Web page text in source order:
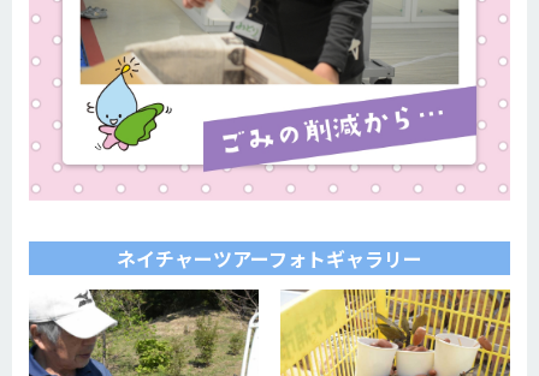
ネイチャーツアーフォトギャラリー